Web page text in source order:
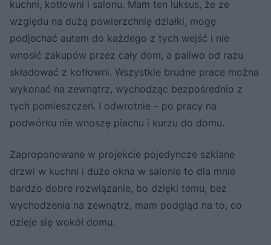
kuchni, kotłowni i salonu. Mam ten luksus, że ze
względu na dużą powierzchnię działki, mogę
podjechać autem do każdego z tych wejść i nie
wnosić zakupów przez cały dom, a paliwo od razu
składować z kotłowni. Wszystkie brudne prace można
wykonać na zewnątrz, wychodząc bezpośrednio z
tych pomieszczeń. I odwrotnie – po pracy na
podwórku nie wnoszę piachu i kurzu do domu.
Zaproponowane w projekcie pojedyncze szklane
drzwi w kuchni i duże okna w salonie to dla mnie
bardzo dobre rozwiązanie, bo dzięki temu, bez
wychodzenia na zewnątrz, mam podgląd na to, co
dzieje się wokół domu.